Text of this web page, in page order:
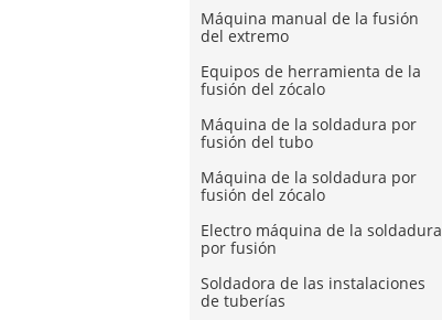
Máquina manual de la fusión
del extremo
Equipos de herramienta de la
fusión del zócalo
Máquina de la soldadura por
fusión del tubo
Máquina de la soldadura por
fusión del zócalo
Electro máquina de la soldadura
por fusión
Soldadora de las instalaciones
de tuberías